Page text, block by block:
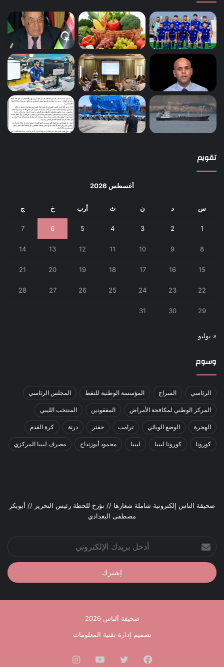
تقويم
أغسطس 2026
س د ن ث أرب خ ج
1
2
3
4
5
6
7
8
9
10
11
12
13
14
15
16
17
18
19
20
21
22
23
24
25
26
27
28
29
30
31
« يوليو
وسوم
الرئاسي السراج المؤسسة الوطنية للنفط المجلس الرئاسي
المركز الوطني لمكافحة الأمراض المفقودين المنتخب الليبي
الهجرة الوضع الوبائي ترامب حفتر درنة كرة القدم
كورونا كورونا ليبيا ليبيا محمود أبوزنداح مصرف ليبيا المركزي
صحيقة الناس إلكترونية شاملة شعارها // نؤرخ للحظة رئيس التحرير // أبوبكر
مصطفى البغدادي
أدخل
بريدك
الإلكتروني
صحيفة ألناس 2026
تصميم إدارة تقنية المعلومات
فيسبوك تويتر يوتيوب